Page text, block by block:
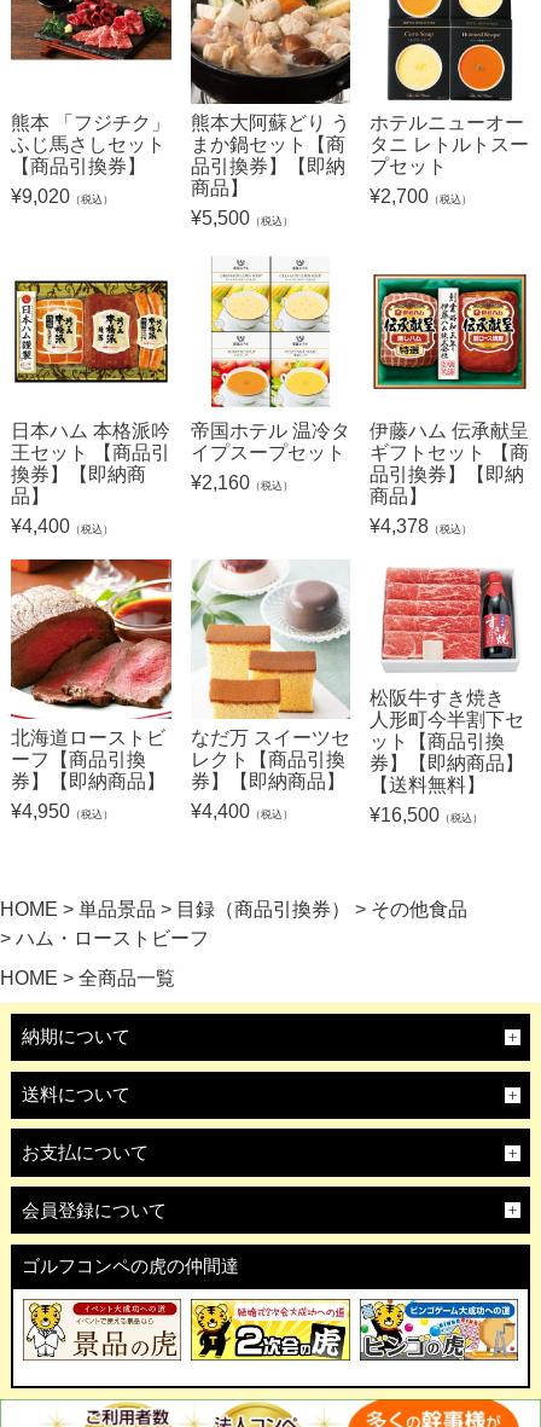
熊本 「フジチク」
ふじ馬さしセット
【商品引換券】
¥9,020（税込）
熊本大阿蘇どり う
まか鍋セット【商
品引換券】【即納
商品】
¥5,500（税込）
ホテルニューオー
タニ レトルトスー
プセット
¥2,700 （税込）
日本ハム 本格派吟
王セット 【商品引
換券】【即納商
品】
¥4,400（税込）
帝国ホテル 温冷タ
イプスープセット
¥2,160（税込）
伊藤ハム 伝承献呈
ギフトセット 【商
品引換券】【即納
商品】
¥4,378 （税込）
北海道ローストビ
ーフ【商品引換
券】【即納商品】
¥4,950（税込）
なだ万 スイーツセ
レクト【商品引換
券】【即納商品】
¥4,400（税込）
松阪牛すき焼き
人形町今半割下セ
ット【商品引換
券】【即納商品】
【送料無料】
¥16,500 （税込）
HOME 単品景品 目録（商品引換券）
その他食品
ハム・ローストビーフ
HOME
全商品一覧
納期について
送料について
お支払について
会員登録について
ゴルフコンペの虎の仲間達